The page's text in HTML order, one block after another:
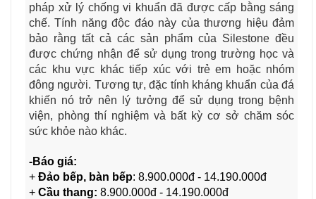
pháp xử lý chống vi khuẩn đã được cấp bằng sáng
chế. Tính năng độc đáo này của thương hiệu đảm
bảo rằng tất cả các sản phẩm của Silestone đều
được chứng nhận để sử dụng trong trường học và
các khu vực khác tiếp xúc với trẻ em hoặc nhóm
đông người. Tương tự, đặc tính kháng khuẩn của đá
khiến nó trở nên lý tưởng để sử dụng trong bệnh
viện, phòng thí nghiệm và bất kỳ cơ sở chăm sóc
sức khỏe nào khác.
-Báo giá:
+ Đảo bếp, bàn bếp: 8.900.000đ - 14.190.000đ
+ Cầu thang: 8.900.000đ - 14.190.000đ